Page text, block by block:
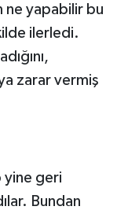
ne yapabilir bu
ilerledi.
zarar vermiş
yine geri
Bundan